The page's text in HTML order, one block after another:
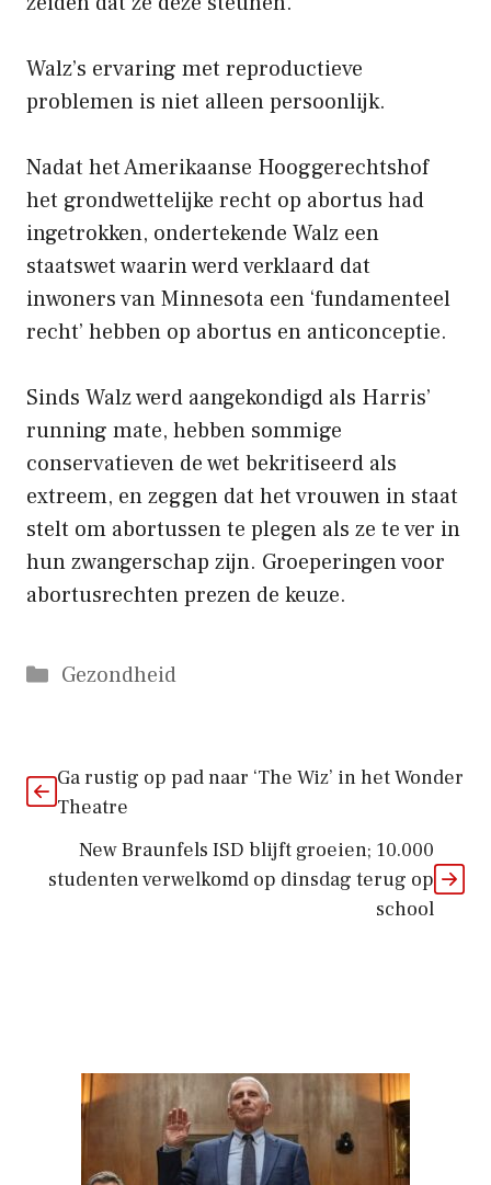
Walz’s ervaring met reproductieve
problemen is niet alleen persoonlijk.
Nadat het Amerikaanse Hooggerechtshof
het grondwettelijke recht op abortus had
ingetrokken, ondertekende Walz een
staatswet waarin werd verklaard dat
inwoners van Minnesota een ‘fundamenteel
recht’ hebben op abortus en anticonceptie.
Sinds Walz werd aangekondigd als Harris’
running mate, hebben sommige
conservatieven de wet bekritiseerd als
extreem, en zeggen dat het vrouwen in staat
stelt om abortussen te plegen als ze te ver in
hun zwangerschap zijn. Groeperingen voor
abortusrechten prezen de keuze.
Categorieën
Gezondheid
Ga rustig op pad naar ‘The Wiz’ in het Wonder
Theatre
New Braunfels ISD blijft groeien; 10.000
studenten verwelkomd op dinsdag terug op
school